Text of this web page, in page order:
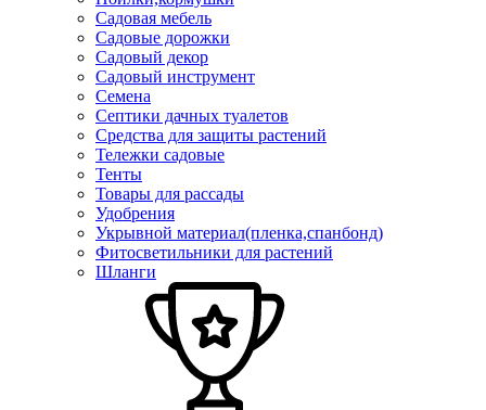
Садовая мебель
Садовые дорожки
Садовый декор
Садовый инструмент
Семена
Септики дачных туалетов
Средства для защиты растений
Тележки садовые
Тенты
Товары для рассады
Удобрения
Укрывной материал(пленка,спанбонд)
Фитосветильники для растений
Шланги